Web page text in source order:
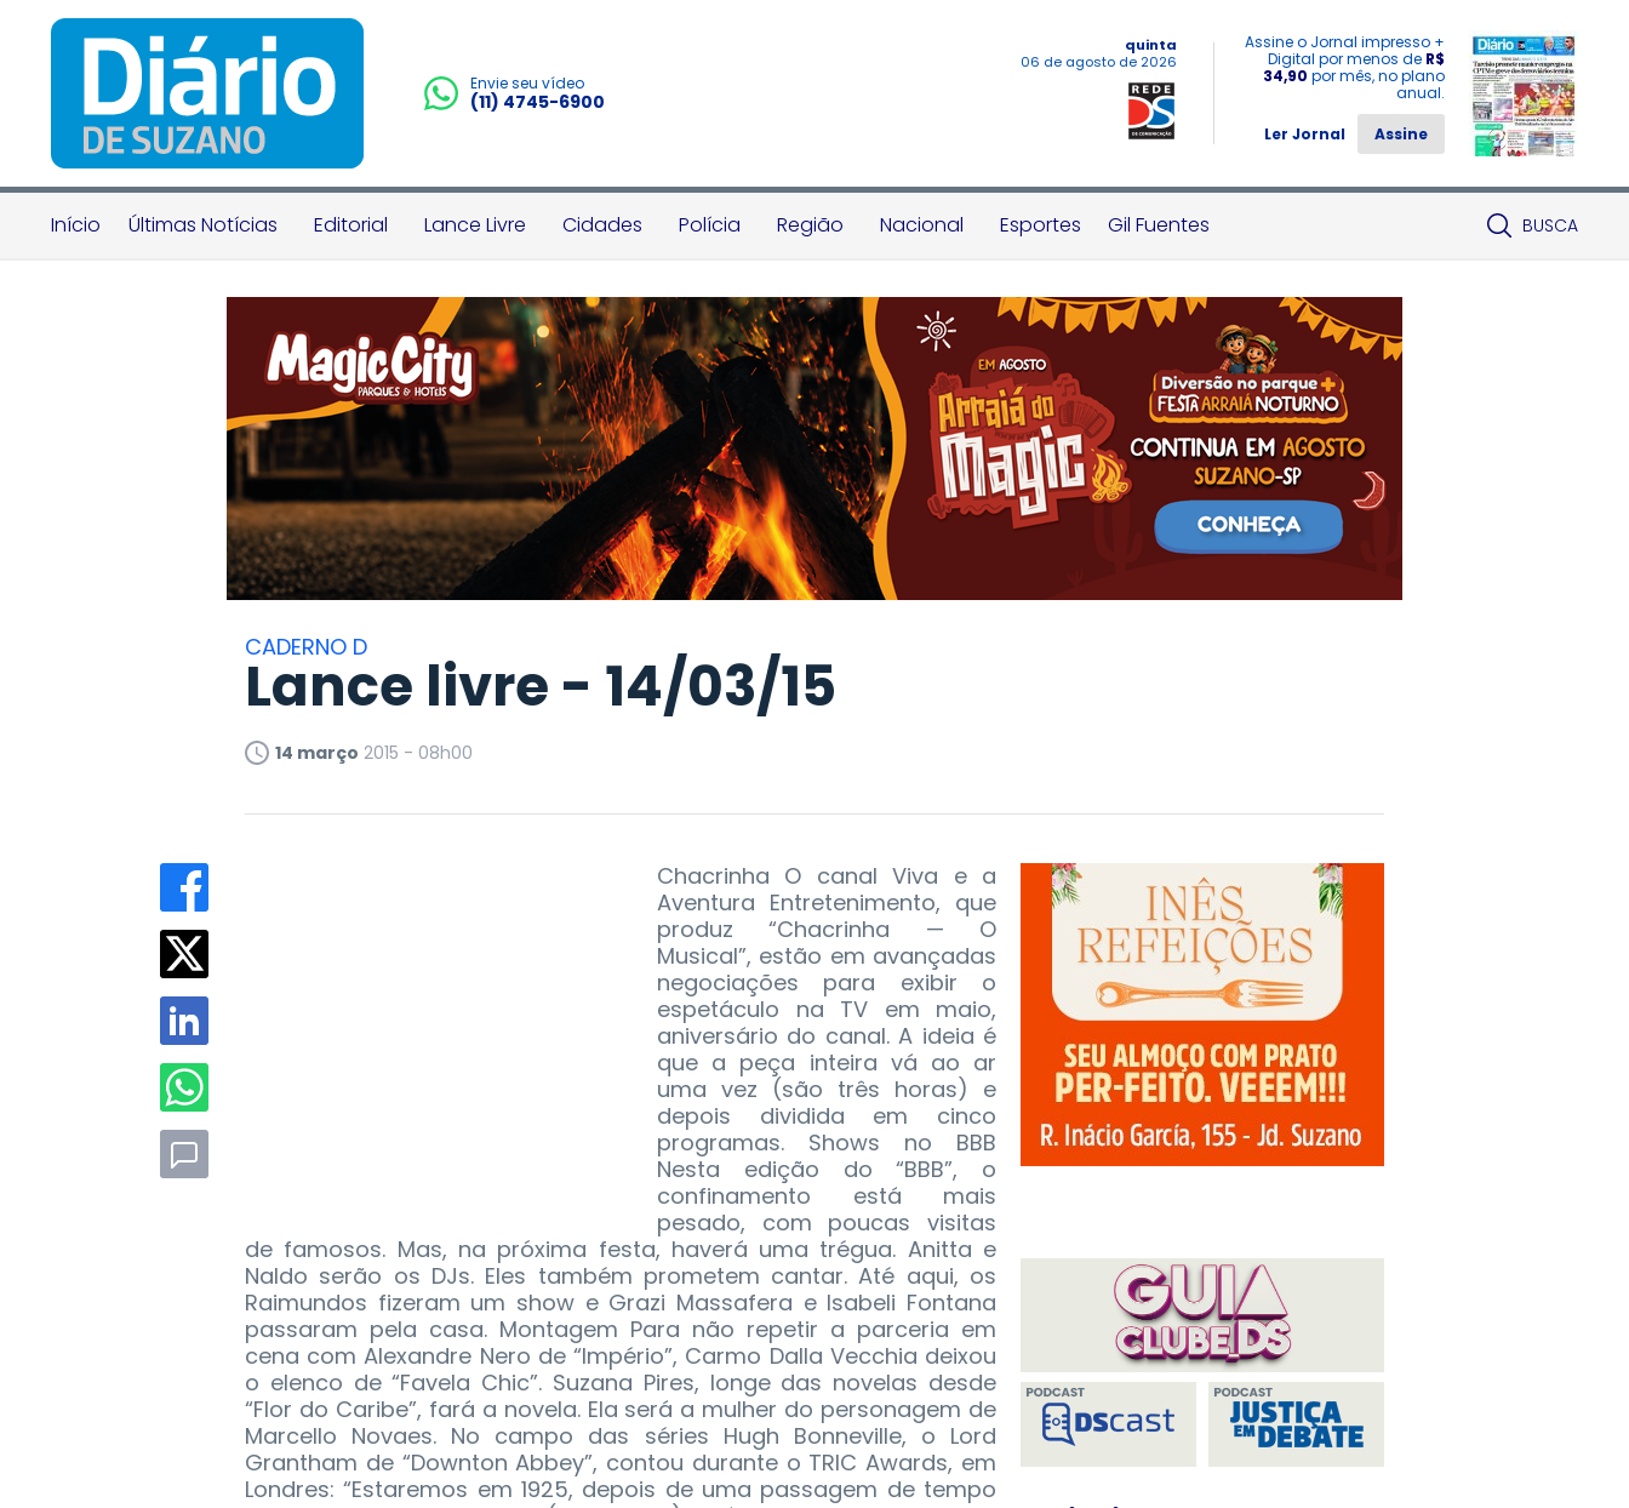
Envie seu vídeo
(11) 4745-6900
quinta
06 de agosto de 2026
Assine o Jornal impresso +
Digital por menos de R$
34,90 por mês, no plano
anual.
Ler Jornal
Assine
Início Últimas Notícias Editorial Lance Livre Cidades Polícia Região Nacional Esportes Gil Fuentes BUSCA
CADERNO D
Lance livre - 14/03/15
14 março 2015 - 08h00
Chacrinha O canal Viva e a
Aventura Entretenimento, que
produz “Chacrinha — O
Musical”, estão em avançadas
negociações para exibir o
espetáculo na TV em maio,
aniversário do canal. A ideia é
que a peça inteira vá ao ar
uma vez (são três horas) e
depois dividida em cinco
programas. Shows no BBB
Nesta edição do “BBB”, o
confinamento está mais
pesado, com poucas visitas
de famosos. Mas, na próxima festa, haverá uma trégua. Anitta e
Naldo serão os DJs. Eles também prometem cantar. Até aqui, os
Raimundos fizeram um show e Grazi Massafera e Isabeli Fontana
passaram pela casa. Montagem Para não repetir a parceria em
cena com Alexandre Nero de “Império”, Carmo Dalla Vecchia deixou
o elenco de “Favela Chic”. Suzana Pires, longe das novelas desde
“Flor do Caribe”, fará a novela. Ela será a mulher do personagem de
Marcello Novaes. No campo das séries Hugh Bonneville, o Lord
Grantham de “Downton Abbey”, contou durante o TRIC Awards, em
Londres: “Estaremos em 1925, depois de uma passagem de tempo